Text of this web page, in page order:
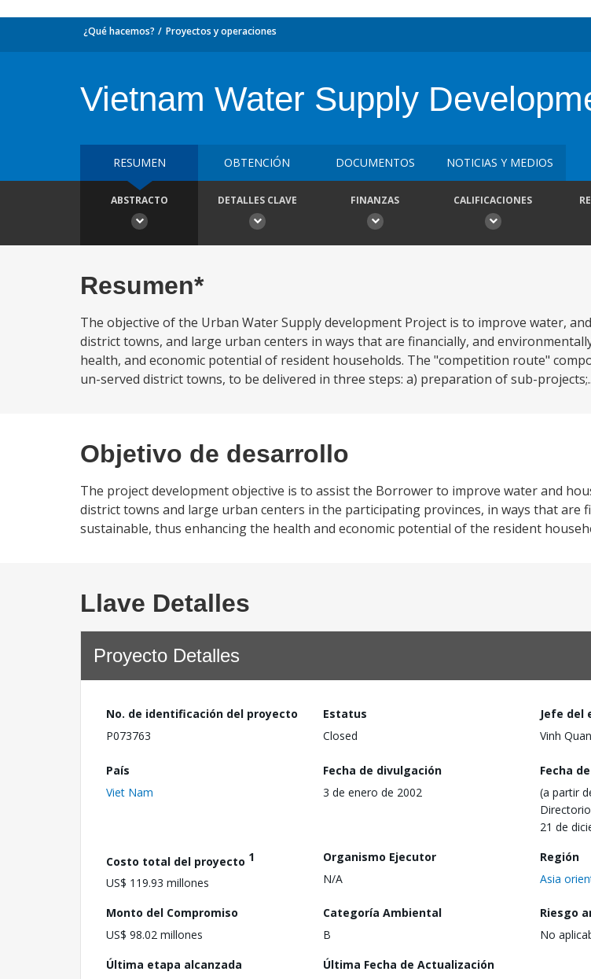
¿Qué hacemos? Proyectos y operaciones
Vietnam Water Supply
RESUMEN OBTENCIÓN DOCUMENTOS NOTICIAS Y MEDIOS
ABSTRACTO DETALLES CLAVE FINANZAS CALIFICACIONES
Resumen*
The objective of the Urban Water Supply development Project is to improve water,
district towns, and large urban centers in ways that are financially, and
health, and economic potential of resident households. The "competition route"
un-served district towns, to be delivered in three steps: a) preparation of sub-
Objetivo de desarrollo
The project development objective is to assist the Borrower to improve water and
district towns and large urban centers in the participating provinces, in ways that are
sustainable, thus enhancing the health and economic potential of the resident
Llave Detalles
Proyecto Detalles
No. de identificación del proyecto
P073763
Estatus
Closed
Jefe del
Vinh
País
Viet Nam
Fecha de divulgación
3 de enero de 2002
Fecha
(a partir
21 de
Costo total del proyecto 1
US$ 119.93 millones
Organismo Ejecutor
N/A
Región
Asia
Monto del Compromiso
US$ 98.02 millones
Categoría Ambiental
B
Riesgo
No
Última etapa alcanzada
Última Fecha de Actualización